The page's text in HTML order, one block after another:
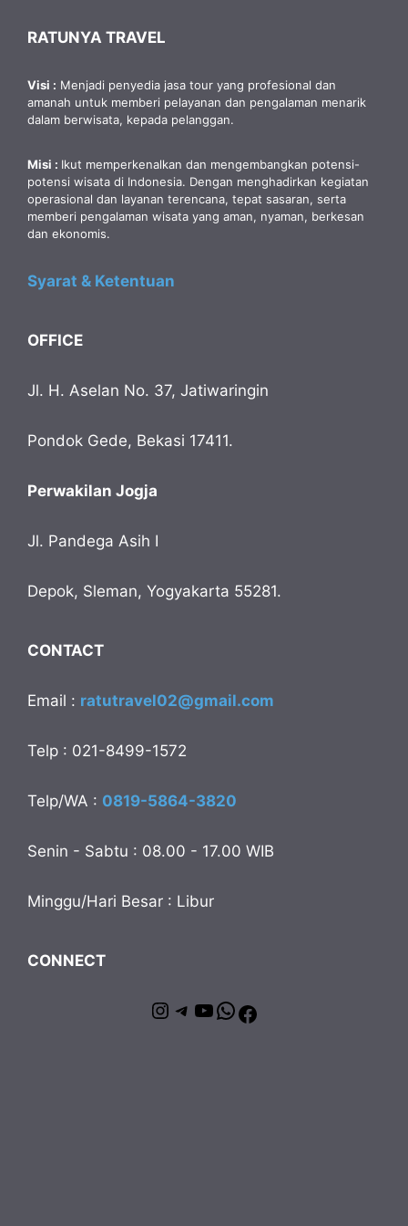
RATUNYA TRAVEL
Visi : Menjadi penyedia jasa tour yang profesional dan
amanah untuk memberi pelayanan dan pengalaman menarik
dalam berwisata, kepada pelanggan.
Misi : Ikut memperkenalkan dan mengembangkan potensi-
potensi wisata di Indonesia. Dengan menghadirkan kegiatan
operasional dan layanan terencana, tepat sasaran, serta
memberi pengalaman wisata yang aman, nyaman, berkesan
dan ekonomis.
Syarat & Ketentuan
OFFICE
Jl. H. Aselan No. 37, Jatiwaringin
Pondok Gede, Bekasi 17411.
Perwakilan Jogja
Jl. Pandega Asih I
Depok, Sleman, Yogyakarta 55281.
CONTACT
Email : ratutravel02@gmail.com
Telp : 021-8499-1572
Telp/WA : 0819-5864-3820
Senin - Sabtu : 08.00 - 17.00 WIB
Minggu/Hari Besar : Libur
CONNECT